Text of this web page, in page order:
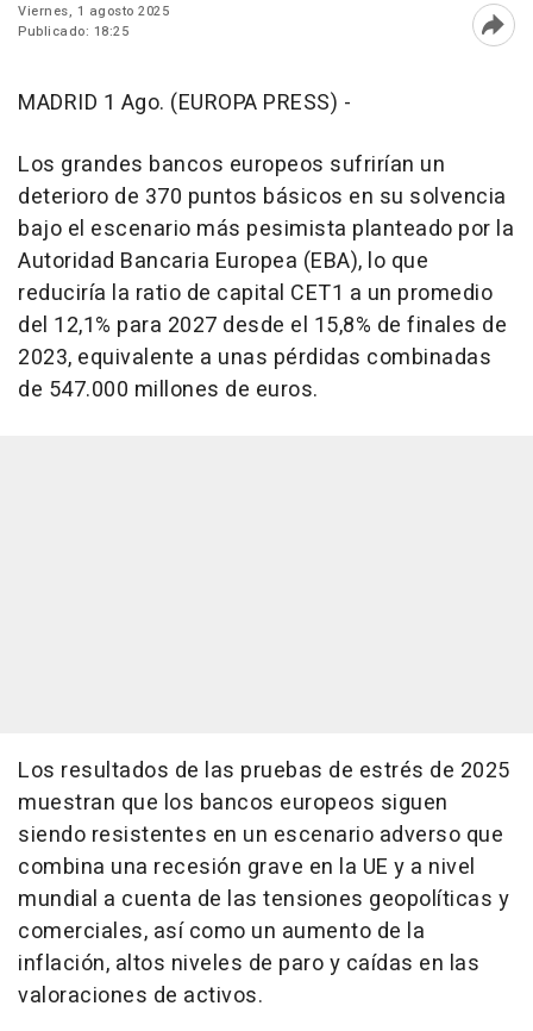
Viernes, 1 agosto 2025
Publicado: 18:25
MADRID 1 Ago. (EUROPA PRESS) -
Los grandes bancos europeos sufrirían un
deterioro de 370 puntos básicos en su solvencia
bajo el escenario más pesimista planteado por la
Autoridad Bancaria Europea (EBA), lo que
reduciría la ratio de capital CET1 a un promedio
del 12,1% para 2027 desde el 15,8% de finales de
2023, equivalente a unas pérdidas combinadas
de 547.000 millones de euros.
Los resultados de las pruebas de estrés de 2025
muestran que los bancos europeos siguen
siendo resistentes en un escenario adverso que
combina una recesión grave en la UE y a nivel
mundial a cuenta de las tensiones geopolíticas y
comerciales, así como un aumento de la
inflación, altos niveles de paro y caídas en las
valoraciones de activos.